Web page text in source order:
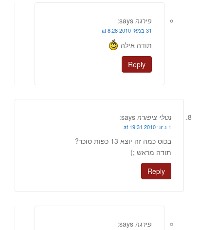
פירגה says:
31 במאי 2010 at 8:28
תודה אילה
Reply
נטלי ציפורה says:
1 ביוני 2010 at 19:31
בכוס כמה זה יוצא 13 כפות סוכר?
תודה מראש ;)
Reply
פירגה says: